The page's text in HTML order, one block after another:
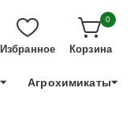
+7 991 898 83 30
Избранное
0
Корзина
Агрохимикаты